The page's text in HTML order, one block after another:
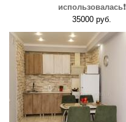
использовалась❗️
35000 руб.